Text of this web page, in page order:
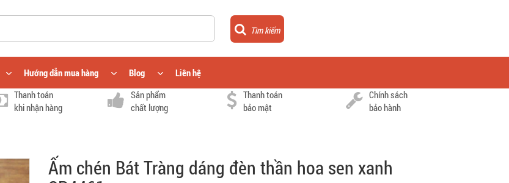
Tìm kiếm
Hướng dẫn mua hàng Blog
Liên hệ
Thanh toán
khi nhận hàng
Sản phẩm
chất lượng
Thanh toán
bảo mật
Chính sách
bảo hành
Ấm chén Bát Tràng dáng đèn thần hoa sen xanh